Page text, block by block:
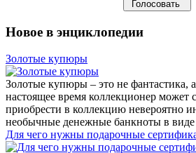
Новое в энциклопедии
Золотые купюры
Золотые купюры – это не фантастика,
настоящее время коллекционер может
приобрести в коллекцию невероятно
необычные денежные банкноты в виде
​Для чего нужны подарочные